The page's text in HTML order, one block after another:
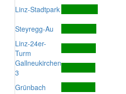
Linz-Stadtpark
Steyregg-Au
Linz-24er-
Turm
Gallneukirchen
3
Grünbach